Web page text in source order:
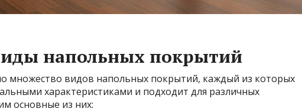
напольных покрытий
множество видов напольных покрытий, каждый из которых
характеристиками и подходит для различных
основные из них: